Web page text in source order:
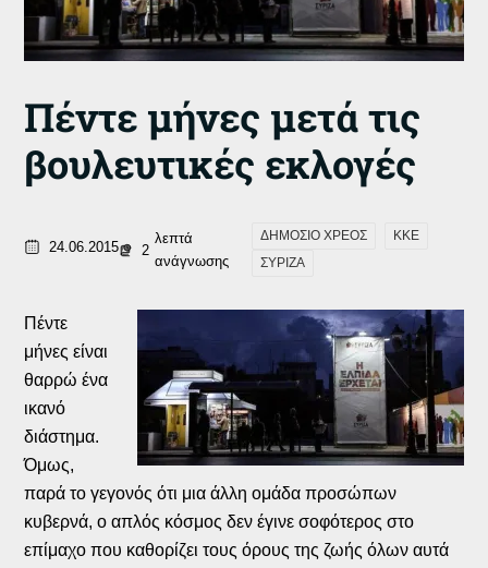
Πέντε μήνες μετά τις
βουλευτικές εκλογές
24.06.2015 2
λεπτά
ανάγνωσης
ΔΗΜΟΣΙΟ ΧΡΕΟΣ
ΚΚΕ
ΣΥΡΙΖΑ
Πέντε
μήνες είναι
θαρρώ ένα
ικανό
διάστημα.
Όμως,
παρά το γεγονός ότι μια άλλη ομάδα προσώπων
κυβερνά, ο απλός κόσμος δεν έγινε σοφότερος στο
επίμαχο που καθορίζει τους όρους της ζωής όλων αυτά